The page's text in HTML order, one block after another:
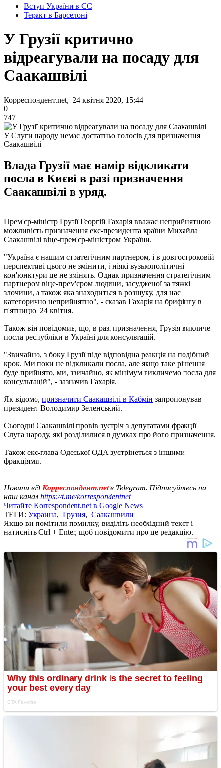
Вступ України в ЄС
Теракт в Барселоні
У Грузії критично
відреагували на посаду для
Саакашвілі
Корреспондент.net, 24 квітня 2020, 15:44
0
747
У Слуги народу немає достатньо голосів для призначення
Саакашвілі
Влада Грузії має намір відкликати
посла в Києві в разі призначення
Саакашвілі в уряд.
Прем'єр-міністр Грузії Георгій Гахарія вважає неприйнятною
можливість призначення екс-президента країни Михайла
Саакашвілі віце-прем'єр-міністром України.
"Україна є нашим стратегічним партнером, і в довгостроковій
перспективі цього не змінити, і ніякі вузькополітичні
кон'юнктури це не змінять. Однак призначення стратегічним
партнером віце-прем'єром людини, засудженої за тяжкі
злочини, а також яка знаходиться в розшуку, для нас
категорично неприйнятно", - сказав Гахарія на брифінгу в
п'ятницю, 24 квітня.
Також він повідомив, що, в разі призначення, Грузія викличе
посла республіки в Україні для консультацій.
"Звичайно, з боку Грузії піде відповідна реакція на подібний
крок. Ми поки не відкликали посла, але якщо таке рішення
буде прийнято, ми, звичайно, як мінімум викличемо посла для
консультацій", - зазначив Гахарія.
Як відомо, призначити Саакашвілі в Кабмін запропонував
президент Володимир Зеленський.
Сьогодні Саакашвілі провів зустріч з депутатами фракції
Слуга народу, які розділилися в думках про його призначення.
Також екс-глава Одеської ОДА зустрінеться з іншими
фракціями.
Новини від Корреспондент.netв Telegram. Підписуйтесь на
наш канал https://t.me/korrespondentnet
Читайте Korrespondent.net в Google News
ТЕГИ: Украина, Грузия, Саакашвили
Якщо ви помітили помилку, виділіть необхідний текст і
натисніть Ctrl + Enter, щоб повідомити про це редакцію.